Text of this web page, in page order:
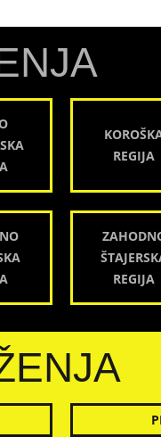
REGIJA
REGIJA